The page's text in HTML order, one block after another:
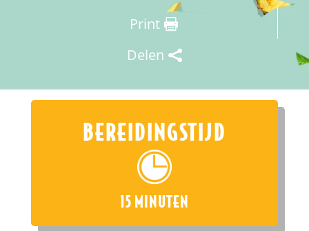
Print
Delen
BEREIDINGSTIJD
15 MINUTEN